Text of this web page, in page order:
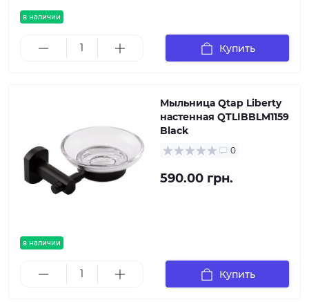
в наличии
Купить
в наличии
Мыльница Qtap Liberty
настенная QTLIBBLM1159
Black
0
590.00 грн.
Купить